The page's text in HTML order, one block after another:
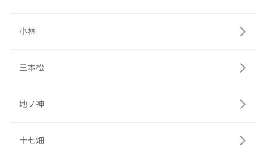
小林
三本松
地ノ神
十七畑